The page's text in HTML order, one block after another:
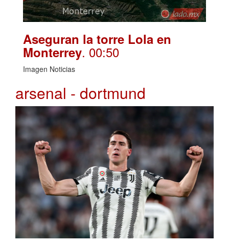
Aseguran la torre Lola en
Monterrey. 00:50
Imagen Noticias
arsenal - dortmund